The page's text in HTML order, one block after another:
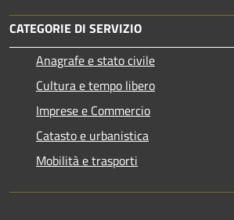
CATEGORIE DI SERVIZIO
Anagrafe e stato civile
Cultura e tempo libero
Imprese e Commercio
Catasto e urbanistica
Mobilità e trasporti